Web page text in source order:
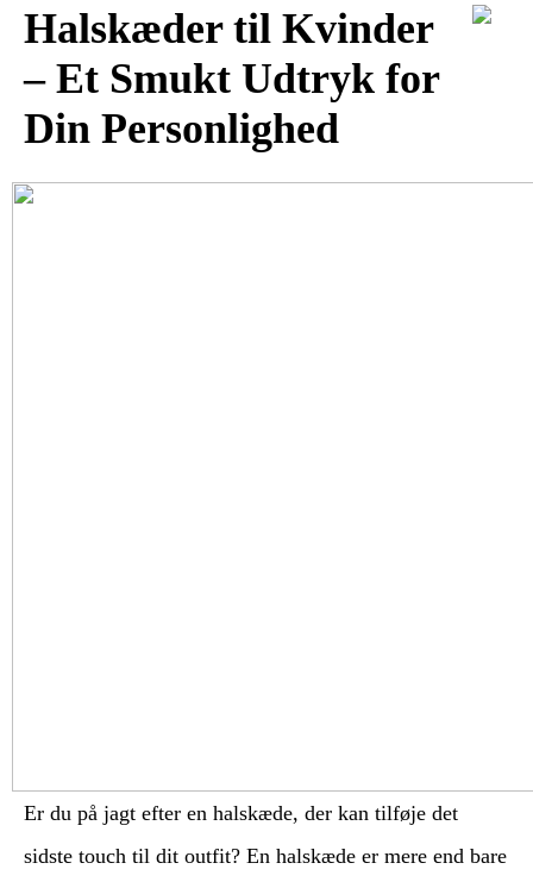
Halskæder til Kvinder
– Et Smukt Udtryk for
Din Personlighed
Er du på jagt efter en halskæde, der kan tilføje det
sidste touch til dit outfit? En halskæde er mere end bare